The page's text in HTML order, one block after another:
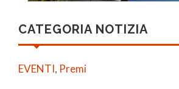
CATEGORIA NOTIZIA
EVENTI, Premi